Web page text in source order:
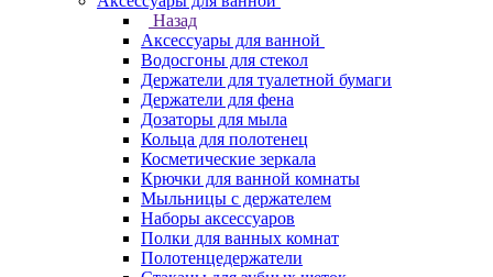
Назад
Аксессуары для ванной
Водосгоны для стекол
Держатели для туалетной бумаги
Держатели для фена
Дозаторы для мыла
Кольца для полотенец
Косметические зеркала
Крючки для ванной комнаты
Мыльницы с держателем
Наборы аксессуаров
Полки для ванных комнат
Полотенцедержатели